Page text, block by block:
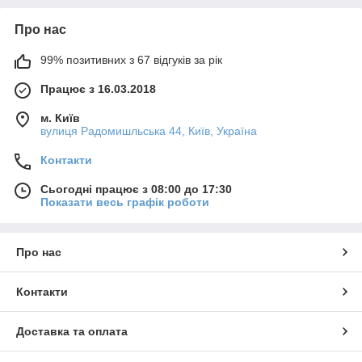
— Компоненты компенсации реактивной мощности
— Частотные преобразователи и устройства плавного пуска
— Силовые кабельные наконечники
— DIN-рейка, перфорированный короб, кабель-каналы,
хомуты, термоусадочные трубки, стяжки и все что нужно для
сборки и монтажных работ
Обратившись к нам Вы получите множество преимуществ:
— Консультации специалистов по телефону и с выездом к
заказчику
сложности на собственном производстве.
Наша цель: наиболее быстрое и качественное обеспечение
потребностей заказчика!
Про нас
99% позитивних з 67 відгуків за рік
Працює з 16.03.2018
м. Київ
вулиця Радомишльська 44, Київ, Україна
Контакти
Сьогодні працює з 08:00 до 17:30
Показати весь графік роботи
Про нас
Контакти
Доставка та оплата